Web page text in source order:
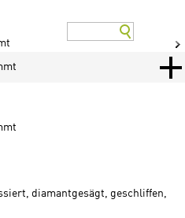
diamantgesägt, geschliffen,